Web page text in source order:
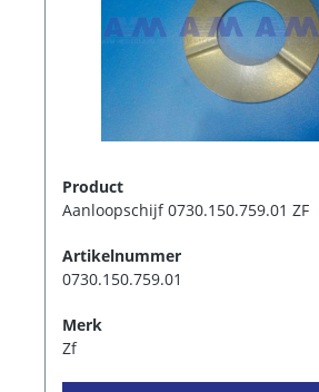
Product
Aanloopschijf 0730.150.759.01 ZF
Artikelnummer
0730.150.759.01
Merk
Zf